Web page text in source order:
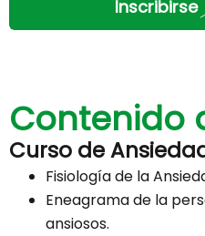
Inscribirse
Contenido
Curso de
Fisiología de la
Eneagrama de la
ansiosos.